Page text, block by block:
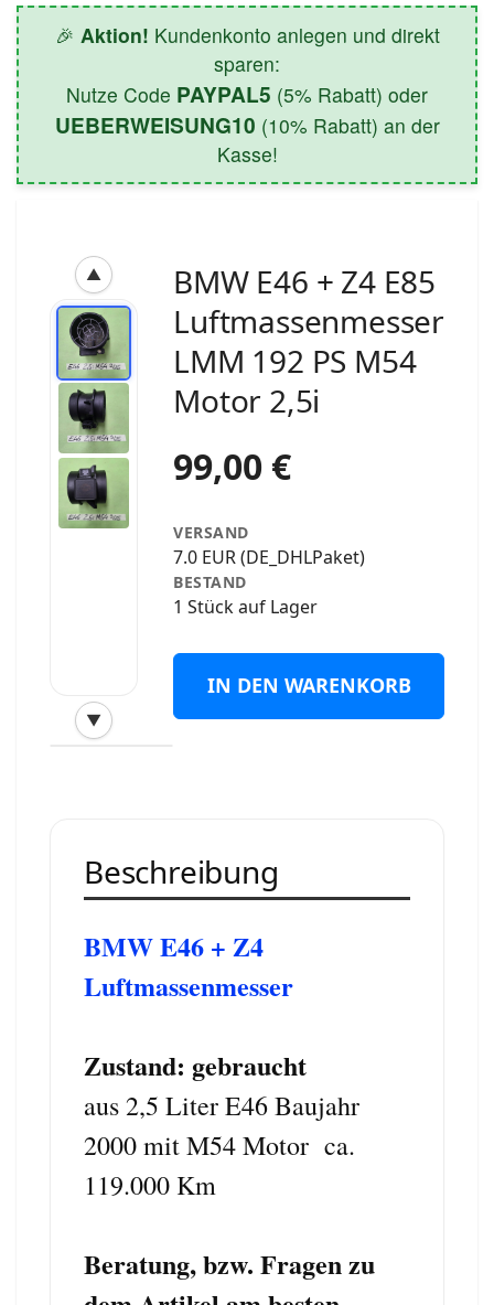
🎉 Aktion! Kundenkonto anlegen und direkt
sparen:
Nutze Code PAYPAL5 (5% Rabatt) oder
UEBERWEISUNG10 (10% Rabatt) an der
Kasse!
▲
▼
‹
BMW E46 + Z4 E85
Luftmassenmesser
LMM 192 PS M54
Motor 2,5i
99,00 €
VERSAND
7.0 EUR (DE_DHLPaket)
BESTAND
1 Stück auf Lager
IN DEN WARENKORB
Beschreibung
BMW E46 + Z4
Luftmassenmesser
Zustand: gebraucht
aus 2,5 Liter E46 Baujahr
2000 mit M54 Motor ca.
119.000 Km
Beratung, bzw. Fragen zu